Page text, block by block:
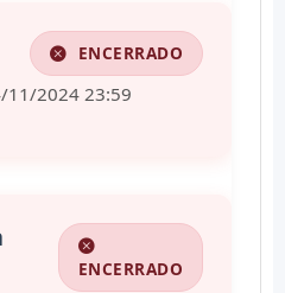
ENCERRADO
11/2024 23:59
ENCERRADO